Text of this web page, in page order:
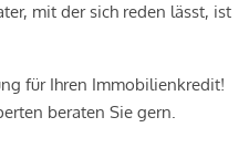
mit der sich reden lässt, ist
für Ihren Immobilienkredit!
beraten Sie gern.